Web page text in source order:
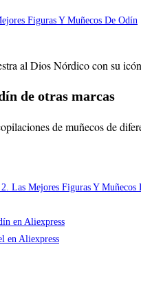
al Dios Nórdico con su
de otras marcas
de muñecos de
en Aliexpress
en Aliexpress